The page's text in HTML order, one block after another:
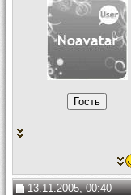
13.11.2005, 00:40